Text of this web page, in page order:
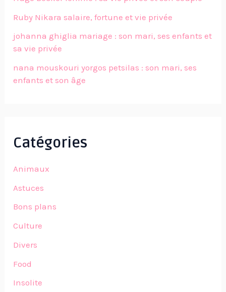
Ruby Nikara salaire, fortune et vie privée
johanna ghiglia mariage : son mari, ses enfants et
sa vie privée
nana mouskouri yorgos petsilas : son mari, ses
enfants et son âge
Catégories
Animaux
Astuces
Bons plans
Culture
Divers
Food
Insolite